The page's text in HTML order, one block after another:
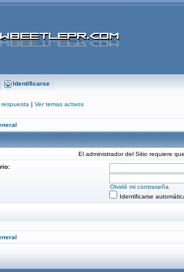
Identificarse
| Ver temas activos
El administrador del Sitio requiere
Olvidé mi contraseña
Identificarse